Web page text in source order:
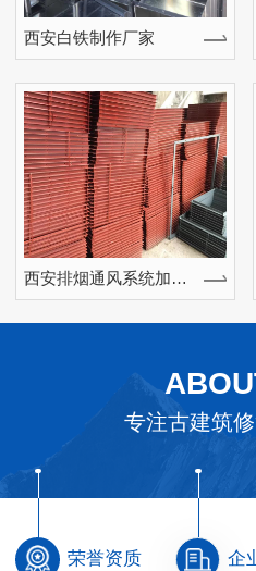
西安白铁制作厂家
西安排烟通风系统加工工程
专注古建筑
荣誉资质 企